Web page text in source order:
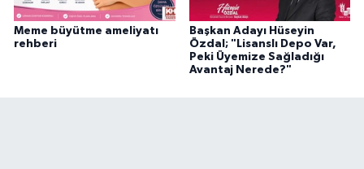
Meme büyütme ameliyatı
rehberi
Başkan Adayı Hüseyin
Özdal; "Lisanslı Depo Var,
Peki Üyemize Sağladığı
Avantaj Nerede?"